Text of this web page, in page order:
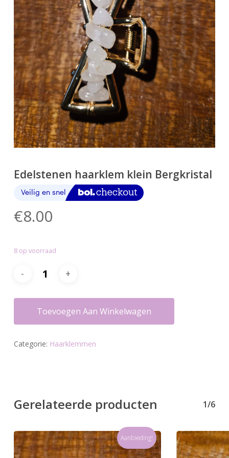
Edelstenen haarklem klein Bergkristal
€8.00
8 op voorraad
Toevoegen Aan Winkelwagen
Categorie: Haarklemmen
Gerelateerde producten 1/6
Aanbieding!